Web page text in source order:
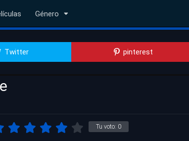
Género
Twitter pinterest
Tu voto: 0